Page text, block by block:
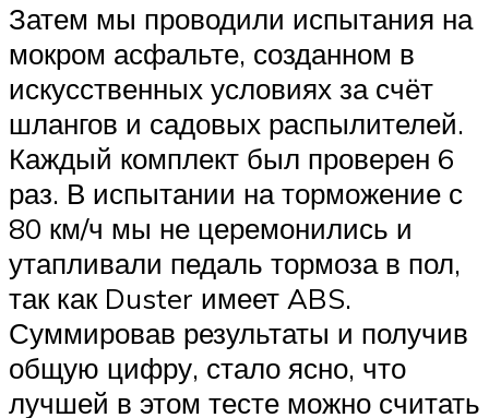
Затем мы проводили испытания на
мокром асфальте, созданном в
искусственных условиях за счёт
шлангов и садовых распылителей.
Каждый комплект был проверен 6
раз. В испытании на торможение с
80 км/ч мы не церемонились и
утапливали педаль тормоза в пол,
так как Duster имеет ABS.
Суммировав результаты и получив
общую цифру, стало ясно, что
лучшей в этом тесте можно считать